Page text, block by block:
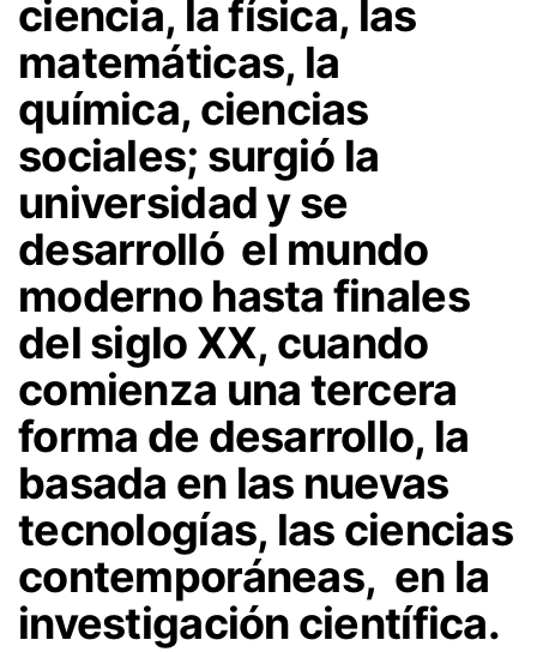
ciencia, la física, las
matemáticas, la
química, ciencias
sociales; surgió la
universidad y se
desarrolló el mundo
moderno hasta finales
del siglo XX, cuando
comienza una tercera
forma de desarrollo, la
basada en las nuevas
tecnologías, las ciencias
contemporáneas, en la
investigación científica.